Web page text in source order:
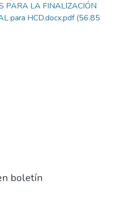
PARA LA FINALIZACIÓN
para HCD.docx.pdf(56.85
boletín